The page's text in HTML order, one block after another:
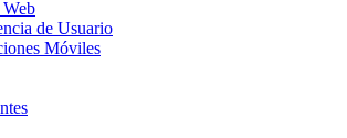
de Usuario
Móviles